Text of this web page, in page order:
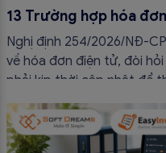
13 Trường hợp hóa
đủ nội dung từ 01/7/
Nghị định 254/2026/NĐ-
về hóa đơn điện tử, đòi
phải kịp thời cập nhật để
bài viết này, hóa đơn điện
trường hợp hóa đơn điện